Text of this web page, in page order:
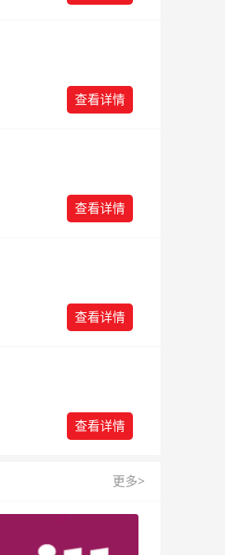
查看详情
查看详情
查看详情
查看详情
更多>